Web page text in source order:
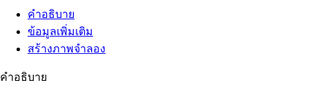
คำอธิบาย
ข้อมูลเพิ่มเติม
สร้างภาพจำลอง
คำอธิบาย